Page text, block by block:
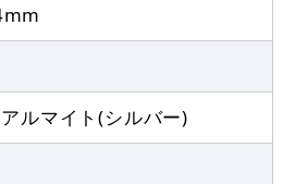
ルマイト(シルバー)